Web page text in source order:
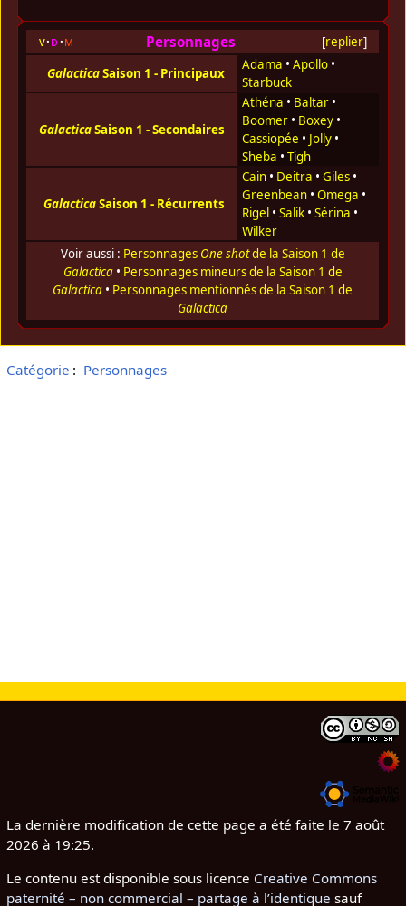
[replier]
v d m Personnages
GalacticaSaison 1 - Principaux
Adama • Apollo•
Starbuck
GalacticaSaison 1 - Secondaires
Athéna • Baltar•
Boomer• Boxey•
Cassiopée • Jolly•
Sheba • Tigh
GalacticaSaison 1 - Récurrents
Cain• Deitra • Giles•
Greenbean• Omega •
Rigel• Salik• Sérina •
Wilker
Voir aussi : Personnages One shotde la Saison 1 de
Galactica• Personnages mineurs de la Saison 1 de
Galactica • Personnages mentionnés de la Saison 1 de
Galactica
Catégorie : Personnages
La dernière modification de cette page a été faite le 7 août
2026 à 19:25.
Le contenu est disponible sous licence Creative Commons
paternité – non commercial – partage à l’identique sauf